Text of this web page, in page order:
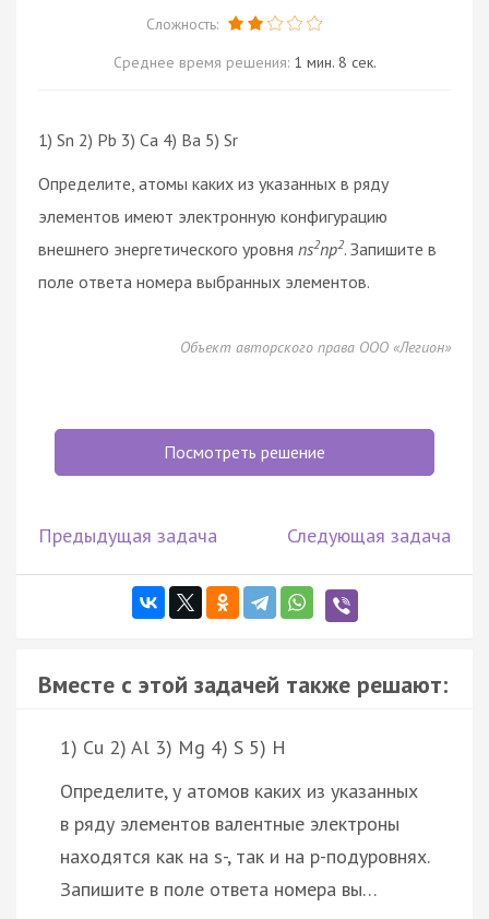
Сложность:
Среднее время решения: 1 мин. 8 сек.
1) Sn 2) Pb 3) Ca 4) Ba 5) Sr
Определите, атомы каких из указанных в ряду
элементов имеют электронную конфигурацию
внешнего энергетического уровня ns2np2. Запишите в
поле ответа номера выбранных элементов.
Объект авторского права ООО «Легион»
Посмотреть решение
Предыдущая задача Следующая задача
Вместе с этой задачей также решают:
1) Cu 2) Al 3) Mg 4) S 5) H
Определите, у атомов каких из указанных
в ряду элементов валентные электроны
находятся как на s-, так и на p-подуровнях.
Запишите в поле ответа номера вы…